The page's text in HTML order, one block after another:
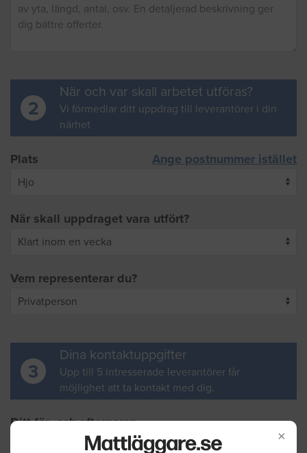
×
2
När och var skall arbetet utföras?
Vi förmedlar ditt uppdrag till leverantörer i din
närhet
Plats Ange postnummer istället
När skall uppdraget vara utfört?
Vem representerar du?
3
Dina kontaktuppgifter
Upp till 5 intresserade leverantörer får
möjlighet att ta kontakt med dig.
Ditt för- och efternamn